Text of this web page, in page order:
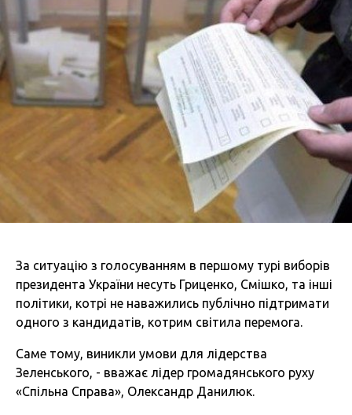
За ситуацію з голосуванням в першому турі виборів
президента України несуть Гриценко, Смішко, та інші
політики, котрі не наважились публічно підтримати
одного з кандидатів, котрим світила перемога.
Саме тому, виникли умови для лідерства
Зеленського, - вважає лідер громадянського руху
«Спільна Справа», Олександр Данилюк.